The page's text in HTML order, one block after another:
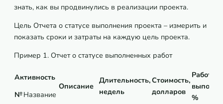
знать, как вы продвинулись в реализации проекта.
Цель Отчета о статусе выполнения проекта – измерить и
показать сроки и затраты на каждую цель проекта.
Пример 1. Отчет о статусе выполненных работ
Активность
Описание
Длительность,
недель
Стоимость,
долларов
Работа
%
№Название